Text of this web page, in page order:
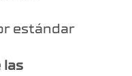
estándar
las